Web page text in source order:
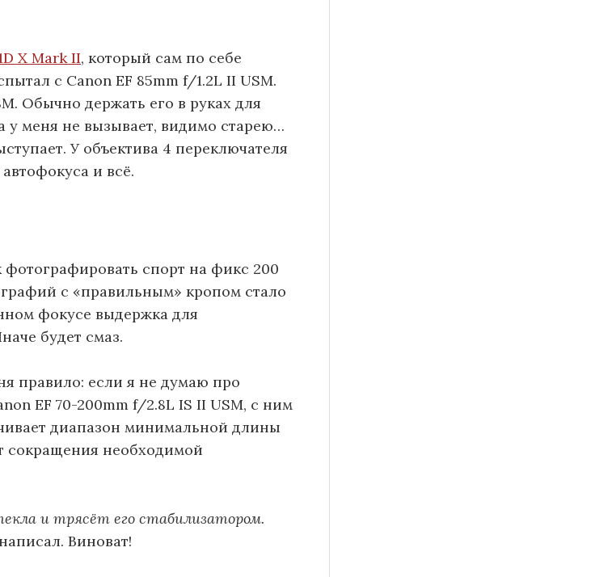
X Mark II, который сам по себе
с Canon EF 85mm f/1.2L II USM.
Обычно держать его в руках для
у меня не вызывает, видимо старею…
У объектива 4 переключателя
и всё.
спорт на фикс 200
с «правильным» кропом стало
фокусе выдержка для
будет смаз.
правило: если я не думаю про
EF 70-200mm f/2.8L IS II USM, с ним
диапазон минимальной длины
сокращения необходимой
и трясёт его стабилизатором.
Виноват!